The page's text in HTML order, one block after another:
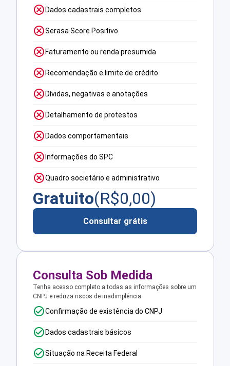
Dados cadastrais completos
Serasa Score Positivo
Faturamento ou renda presumida
Recomendação e limite de crédito
Dívidas, negativas e anotações
Detalhamento de protestos
Dados comportamentais
Informações do SPC
Quadro societário e administrativo
Gratuito(R$0,00)
Consultar grátis
Consulta Sob Medida
Tenha acesso completo a todas as informações sobre um
CNPJ e reduza riscos de inadimplência.
Confirmação de existência do CNPJ
Dados cadastrais básicos
Situação na Receita Federal